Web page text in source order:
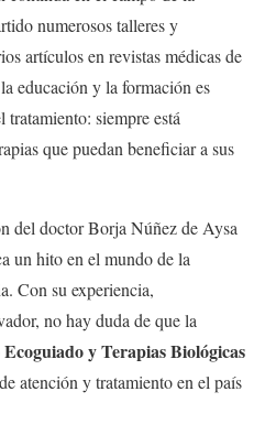
numerosos talleres y
artículos en revistas médicas de
educación y la formación es
tratamiento: siempre está
que puedan beneficiar a sus
del doctor Borja Núñez de Aysa
un hito en el mundo de la
Con su experiencia,
no hay duda de que la
y Terapias Biológicas
atención y tratamiento en el país